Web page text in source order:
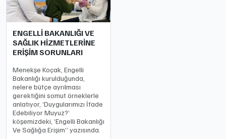
ENGELLİ BAKANLIĞI VE
SAĞLIK HİZMETLERİNE
ERİŞİM SORUNLARI
Menekşe Koçak, Engelli
Bakanlığı kurulduğunda,
nelere bütçe ayrılması
gerektiğini somut örneklerle
anlatıyor, ‘Duygularımızı İfade
Edebiliyor Muyuz?’
köşemizdeki, ‘Engelli Bakanlığı
Ve Sağlığa Erişim’’ yazısında.